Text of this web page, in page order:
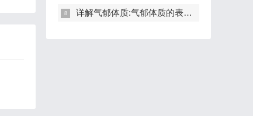
详解气郁体质:气郁体质的表现症状,自测题,怎么调理,食疗药膳